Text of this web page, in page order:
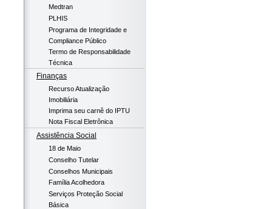
Medtran
PLHIS
Programa de Integridade e
Compliance Público
Termo de Responsabilidade
Técnica
Finanças
Recurso Atualização
Imobiliária
Imprima seu carnê do IPTU
Nota Fiscal Eletrônica
Assistência Social
18 de Maio
Conselho Tutelar
Conselhos Municipais
Família Acolhedora
Serviços Proteção Social
Básica